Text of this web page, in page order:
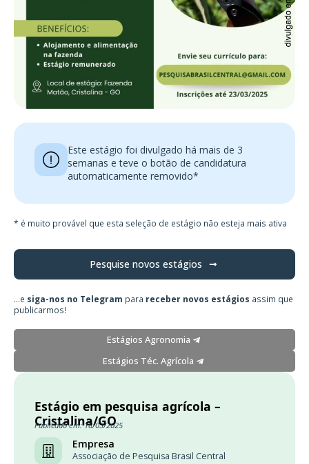
Este estágio foi divulgado há mais de 3
semanas e teve o botão de candidatura
automaticamente removido*
* é muito provável que esta seleção de estágio não esteja mais ativa
Pesquise novos estágios
...e siga-nos no Telegram para receber novos estágios assim que
publicarmos!
Estágios Agronomia
Estágios Téc. Agrícola
Estágio em pesquisa agrícola –
Cristalina/GO
Publicado em: 18/03/2025
Empresa
Associação de Pesquisa Brasil Central